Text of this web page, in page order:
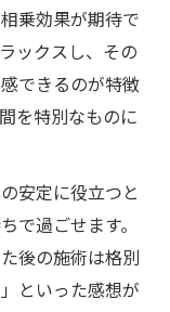
ント体験談
極意
ト選び
法
ートメント術
乗効果が期待で
ックスし、その
できるのが特徴
を特別なものに
安定に役立つと
で過ごせます。
後の施術は格別
といった感想が